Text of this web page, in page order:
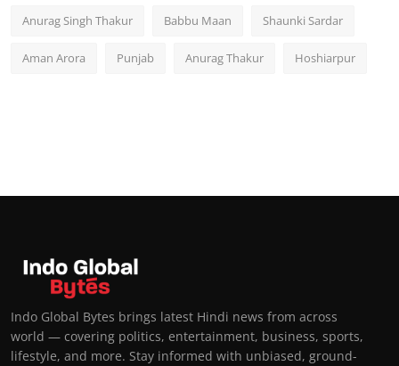
Anurag Singh Thakur Babbu Maan Shaunki Sardar
Aman Arora Punjab Anurag Thakur Hoshiarpur
Indo Global Bytes brings latest Hindi news from across
world — covering politics, entertainment, business, sports,
lifestyle, and more. Stay informed with unbiased, ground-